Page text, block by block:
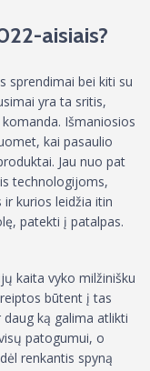
aisiais?
sprendimai bei kiti su
yra ta sritis,
Išmaniosios
kai pasaulio
Jau nuo pat
technologijoms,
kurios leidžia itin
patekti į patalpas.
kaita vyko milžinišku
būtent į tas
ką galima atlikti
patogumui, o
renkantis spyną